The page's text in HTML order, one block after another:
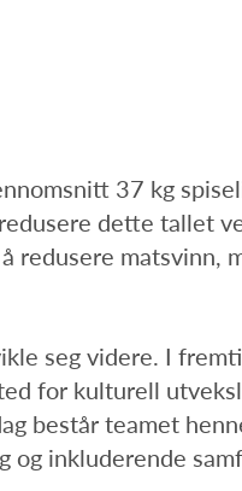
37 kg
dette tallet
redusere matsvinn,
seg videre. I
for kulturell
består teamet
og inkluderende